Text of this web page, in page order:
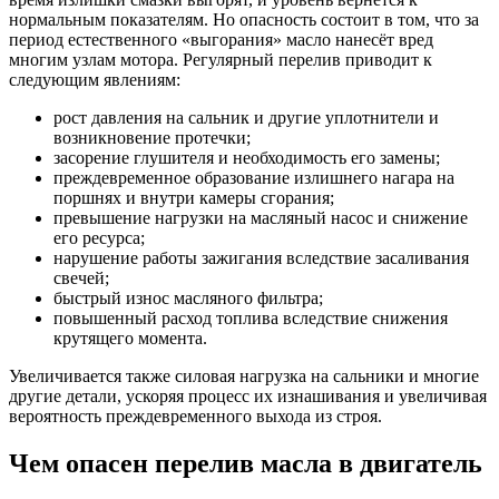
нормальным показателям. Но опасность состоит в том, что за
период естественного «выгорания» масло нанесёт вред
многим узлам мотора. Регулярный перелив приводит к
следующим явлениям:
рост давления на сальник и другие уплотнители и
возникновение протечки;
засорение глушителя и необходимость его замены;
преждевременное образование излишнего нагара на
поршнях и внутри камеры сгорания;
превышение нагрузки на масляный насос и снижение
его ресурса;
нарушение работы зажигания вследствие засаливания
свечей;
быстрый износ масляного фильтра;
повышенный расход топлива вследствие снижения
крутящего момента.
Увеличивается также силовая нагрузка на сальники и многие
другие детали, ускоряя процесс их изнашивания и увеличивая
вероятность преждевременного выхода из строя.
Чем опасен перелив масла в двигатель